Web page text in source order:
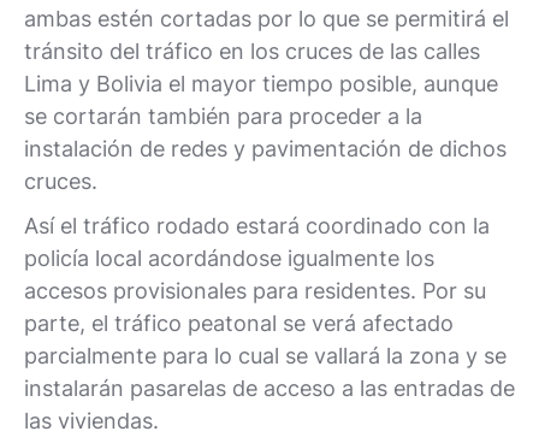
ambas estén cortadas por lo que se permitirá el
tránsito del tráfico en los cruces de las calles
Lima y Bolivia el mayor tiempo posible, aunque
se cortarán también para proceder a la
instalación de redes y pavimentación de dichos
cruces.
Así el tráfico rodado estará coordinado con la
policía local acordándose igualmente los
accesos provisionales para residentes. Por su
parte, el tráfico peatonal se verá afectado
parcialmente para lo cual se vallará la zona y se
instalarán pasarelas de acceso a las entradas de
las viviendas.